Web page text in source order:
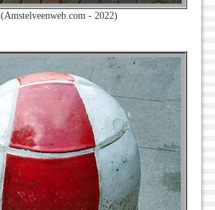
(Amstelveenweb.com - 2022)